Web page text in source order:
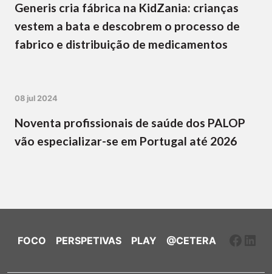
Generis cria fábrica na KidZania: crianças
vestem a bata e descobrem o processo de
fabrico e distribuição de medicamentos
08 jul 2024
Noventa profissionais de saúde dos PALOP
vão especializar-se em Portugal até 2026
FOCO PERSPETIVAS PLAY @CETERA